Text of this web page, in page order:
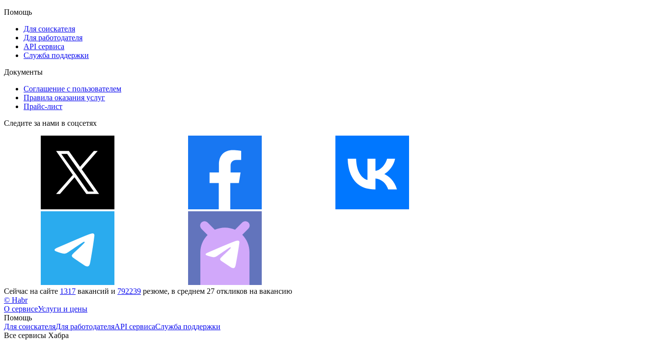
Помощь
Для соискателя
Для работодателя
API сервиса
Служба поддержки
Документы
Соглашение с пользователем
Правила оказания услуг
Прайс-лист
Следите за нами в соцсетях
Сейчас на сайте 1317 вакансий и 792239 резюме, в среднем 27 откликов на вакансию
© Habr
О сервисеУслуги и цены
Помощь
Для соискателяДля работодателяAPI сервисаСлужба поддержки
Все сервисы Хабра